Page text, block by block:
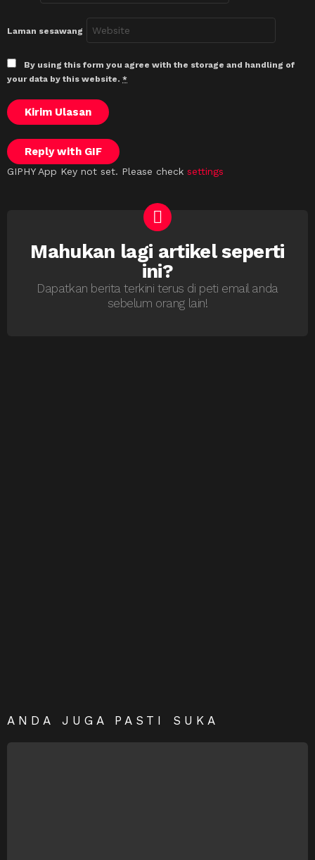
Laman sesawang
By using this form you agree with the storage and handling of
your data by this website. *
Kirim Ulasan
Reply with GIF
GIPHY App Key not set. Please check settings
NEWSLETTER
Mahukan lagi artikel seperti
ini?
Dapatkan berita terkini terus di peti email anda
sebelum orang lain!
ANDA JUGA PASTI SUKA